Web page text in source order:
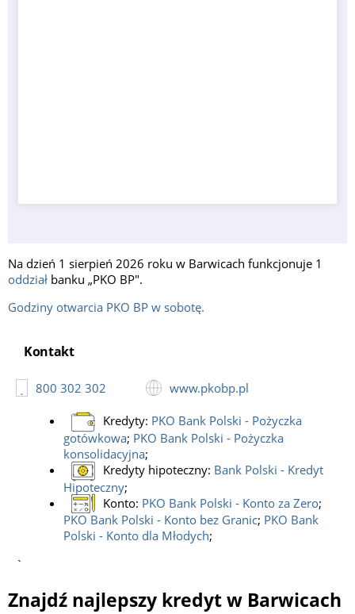
Na dzień 1 sierpień 2026 roku w Barwicach funkcjonuje 1
oddział banku „PKO BP".
Godziny otwarcia PKO BP w sobotę.
Kontakt
800 302 302 www.pkobp.pl
Kredyty: PKO Bank Polski - Pożyczka
gotówkowa; PKO Bank Polski - Pożyczka
konsolidacyjna;
Kredyty hipoteczny: Bank Polski - Kredyt
Hipoteczny;
Konto: PKO Bank Polski - Konto za Zero;
PKO Bank Polski - Konto bez Granic; PKO Bank
Polski - Konto dla Młodych;
`
Znajdź najlepszy kredyt w Barwicach